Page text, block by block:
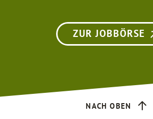
ZUR JOBBÖRSE
NACH OBEN